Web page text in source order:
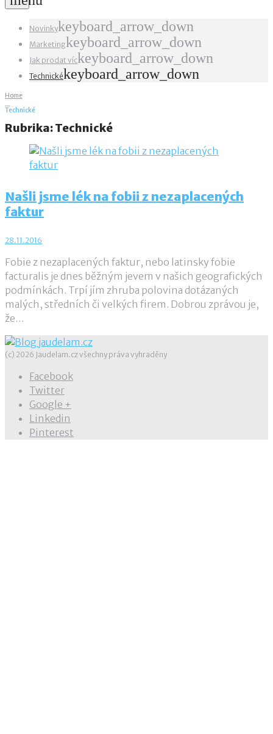
Novinkykeyboard_arrow_down
Marketingkeyboard_arrow_down
Jak prodat víckeyboard_arrow_down
Technickékeyboard_arrow_down
Home
Technické
Rubrika:Technické
Našli jsme lék na fobii z nezaplacených
faktur
28.11.2016
Fobie z nezaplacených faktur, nebo latinsky fobie
facturalis je dnes běžným jevem v našich geografických
podmínkách. Trpí jím zhruba polovina dotázaných
malých, středních či velkých firem. Dobrou zprávou je,
že…
(c) 2026 Jaudelam.cz všechny práva vyhraděny
Facebook
Twitter
Google +
Linkedin
Pinterest